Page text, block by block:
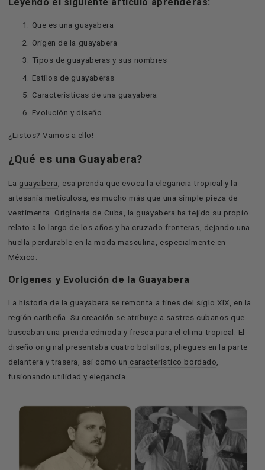
Que es una guayabera
Origen de la guayabera
Tipos de guayaberas y sus nombres
Estilos de guayaberas
Características de una guayabera
Evolución y diseño
¿Listos? Vamos a ello!
¿Qué es una Guayabera?
La guayabera
, esa prenda que evoca la elegancia tropical y la
artesanía meticulosa, es mucho más que una simple pieza de
vestimenta. Originaria de Cuba, la guayabera ha tejido su propio
relato a lo largo de los años y ha cruzado fronteras, dejando una
huella perdurable en la moda masculina, especialmente en
México.
Orígenes y Evolución de la Guayabera
La historia de la guayabera se remonta a fines del siglo XIX, en la
región caribeña. Su creación se atribuye a sastres cubanos que
buscaban una prenda cómoda y fresca para el clima tropical. El
diseño original presentaba cuatro bolsillos, pliegues en la parte
delantera y trasera, así como un característico bordado
fusionando utilidad y elegancia.